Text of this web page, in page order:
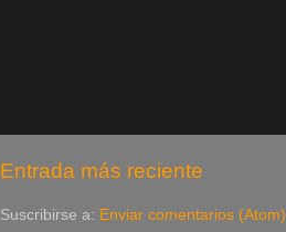
Entrada más reciente
Suscribirse a: Enviar comentarios (Atom)